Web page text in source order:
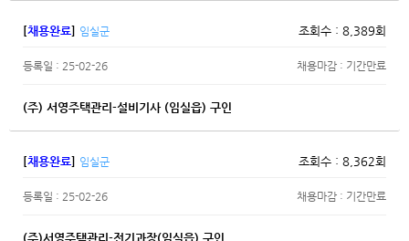
[채용완료] 임실군 조회수 : 8,389회
등록일 : 25-02-26 채용마감 : 기간만료
(주) 서영주택관리-설비기사 (임실읍) 구인
[채용완료] 임실군 조회수 : 8,362회
등록일 : 25-02-26 채용마감 : 기간만료
(주)서영주택관리-전기과장(임실읍) 구인